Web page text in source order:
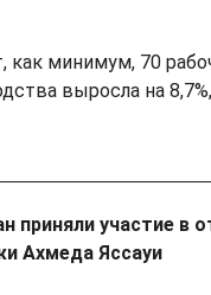
как минимум, 70
выросла на
приняли участие в
Ахмеда Яссауи